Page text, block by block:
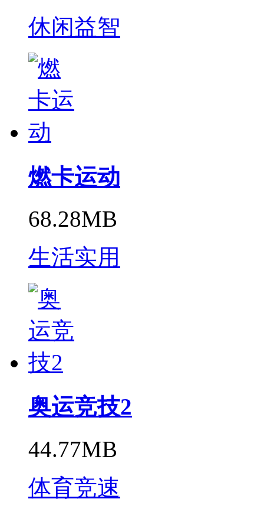
休闲益智
燃卡运动
68.28MB
生活实用
奥运竞技2
44.77MB
体育竞速